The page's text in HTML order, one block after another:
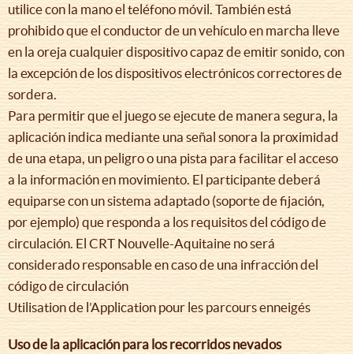
utilice con la mano el teléfono móvil. También está
prohibido que el conductor de un vehículo en marcha lleve
en la oreja cualquier dispositivo capaz de emitir sonido, con
la excepción de los dispositivos electrónicos correctores de
sordera.
Para permitir que el juego se ejecute de manera segura, la
aplicación indica mediante una señal sonora la proximidad
de una etapa, un peligro o una pista para facilitar el acceso
a la información en movimiento. El participante deberá
equiparse con un sistema adaptado (soporte de fijación,
por ejemplo) que responda a los requisitos del código de
circulación. El CRT Nouvelle-Aquitaine no será
considerado responsable en caso de una infracción del
código de circulación
Utilisation de l’Application pour les parcours enneigés
Uso de la aplicación para los recorridos nevados